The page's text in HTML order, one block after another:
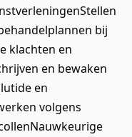
bij
klachten en
en bewaken
en
volgens